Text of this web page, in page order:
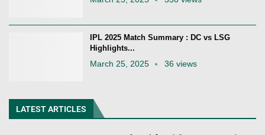
IPL 2025 Match Summary : DC vs LSG
Highlights...
March 25, 2025 36 views
LATEST ARTICLES